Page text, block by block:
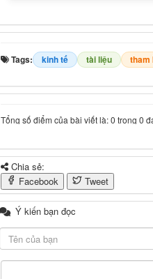
Tags: kinh tế tài liệu tham
Tổng số điểm của bài viết là: 0 trong 0
Chia sẻ:
Facebook
Tweet
Ý kiến bạn đọc